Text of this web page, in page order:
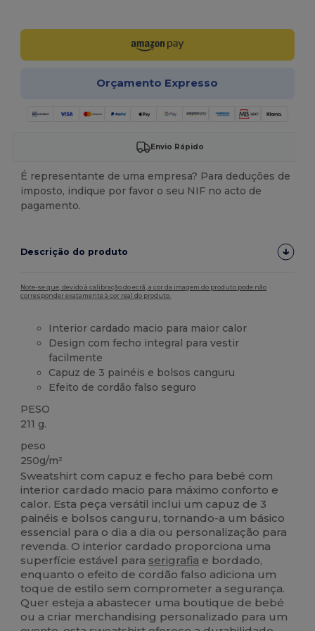
Orçamento Expresso
Envio Rápido
É representante de uma empresa? Para deduções de
imposto, indique por favor o seu NIF no acto de
pagamento.
Descrição do produto
Note-se que, devido à calibração do ecrã, a cor da imagem do produto pode não
corresponder exatamente à cor real do produto.
Interior cardado macio para maior calor
Design com fecho integral para vestir
facilmente
Capuz de 3 painéis e bolsos canguru
Efeito de cordão falso seguro
PESO
211 g.
peso
250g/m²
Sweatshirt com capuz e fecho para bebé com
interior cardado macio para máximo conforto e
calor. Esta peça versátil inclui um capuz de 3
painéis e bolsos canguru, tornando-a um básico
essencial para o dia a dia ou personalização para
revenda. O interior cardado proporciona uma
superfície estável para serigrafia e bordado,
enquanto o efeito de cordão falso adiciona um
toque de estilo sem comprometer a segurança.
Quer esteja a abastecer uma boutique de bebé
ou a criar merchandising personalizado para um